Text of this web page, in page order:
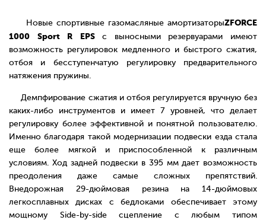
Новые спортивные газомасляные амортизаторыZFORCE
1000 Sport R EPSс выносными резервуарами имеют
возможность регулировок медленного и быстрого сжатия,
отбоя и бесступенчатую регулировку предварительного
натяжения пружины.
Демпфирование сжатия и отбоя регулируется вручную без
каких-либо инструментов и имеет 7 уровней, что делает
регулировку более эффективной и понятной пользователю.
Именно благодаря такой модернизации подвески езда стала
еще более мягкой и приспособленной к различным
условиям. Ход задней подвески в 395 мм дает возможность
преодоления даже самые сложных препятствий.
Внедорожная 29-дюймовая резина на 14-дюймовых
легкосплавных дисках с бедлоками обеспечивает этому
мощному Side-by-side сцепление с любым типом